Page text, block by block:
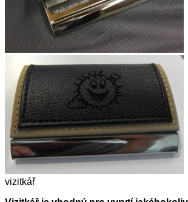
vizitkář